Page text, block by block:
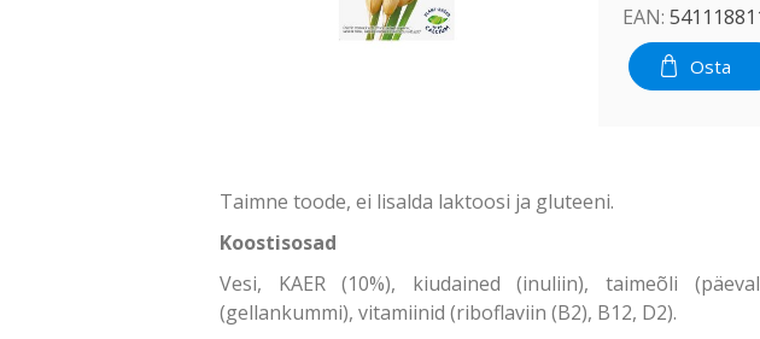
EAN:
Osta
Taimne toode, ei lisalda laktoosi ja gluteeni.
Koostisosad
Vesi, KAER (10%), kiudained (inuliin), taimeõli
(gellankummi), vitamiinid (riboflaviin (B2), B12, D2).